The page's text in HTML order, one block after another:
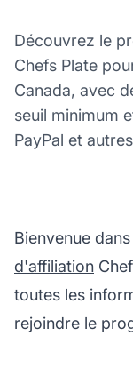
Découvrez le
Chefs Plate
Canada, avec
seuil minimum
PayPal et
Bienvenue
d'affiliation
toutes les
rejoindre le